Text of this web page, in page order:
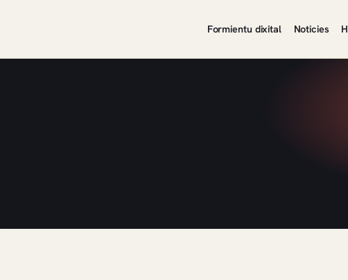
Formientu dixital Noticies